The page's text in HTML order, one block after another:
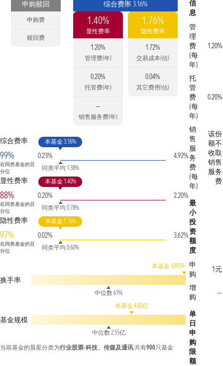
申购赎回
申购费
赎回费
综合费率 3.16%
1.40%
显性费率
1.20%
管理费(年)
0.20%
托管费(年)
—
销售服务费(年)
1.76%
隐性费率
1.72%
交易成本(估)
0.04%
其它费用(估)
综合费率
99%
在同类基金的百
分位
0.23%
本基金 3.16%
同类平均 1.38%
4.92%
显性费率
88%
在同类基金的百
分位
0.20%
本基金 1.40%
同类平均 0.78%
2.20%
隐性费率
97%
在同类基金的百
分位
0.02%
本基金 1.76%
同类平均 0.60%
3.62%
换手率
本基金 1095%
中位数 61%
基金规模
本基金 4.40亿
中位数 2.55亿
当前基金的晨星分类为行业股票-科技、传媒及通讯共有900只基金
信
息
管
理
费
(每
年)
1.20%
托
管
费
(每
年)
0.20%
销
售
服
务
费
(每
年)
该份
额不
收取
销售
服务
费
最
小
投
资
额
度
申
购
1元
增
购
—
单
日
申
购
限
额